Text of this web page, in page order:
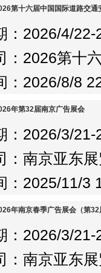
第十六届中国国际道路交通
：2026/4/22-
：2026第十
：2026/8/8
年第32届南京广告展会
：2026/3/21-
：南京亚东
：2025/11/3
年南京春季广告展会（第32
：2026/3/21-
：南京亚东